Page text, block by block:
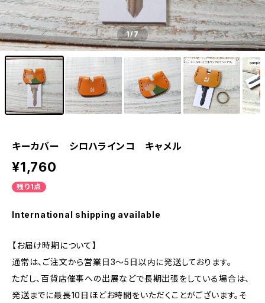
1/7
キーカバー シロハラインコ キャメル
¥1,760
残り1点
International shipping available
【お届け時期について】
通常は、ご注文から営業日3〜5日以内に発送しております。
ただし、百貨店催事への出展などで長期出張をしている場合は、
発送までに最長10日ほどお時間をいただくことがございます。そ